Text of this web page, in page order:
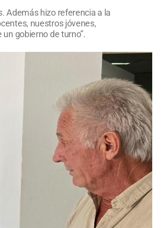
Además hizo referencia a la
nuestros jóvenes,
gobierno de turno”.